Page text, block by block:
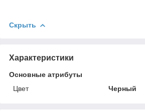
Скрыть
Характеристики
Основные атрибуты
Цвет
Черный